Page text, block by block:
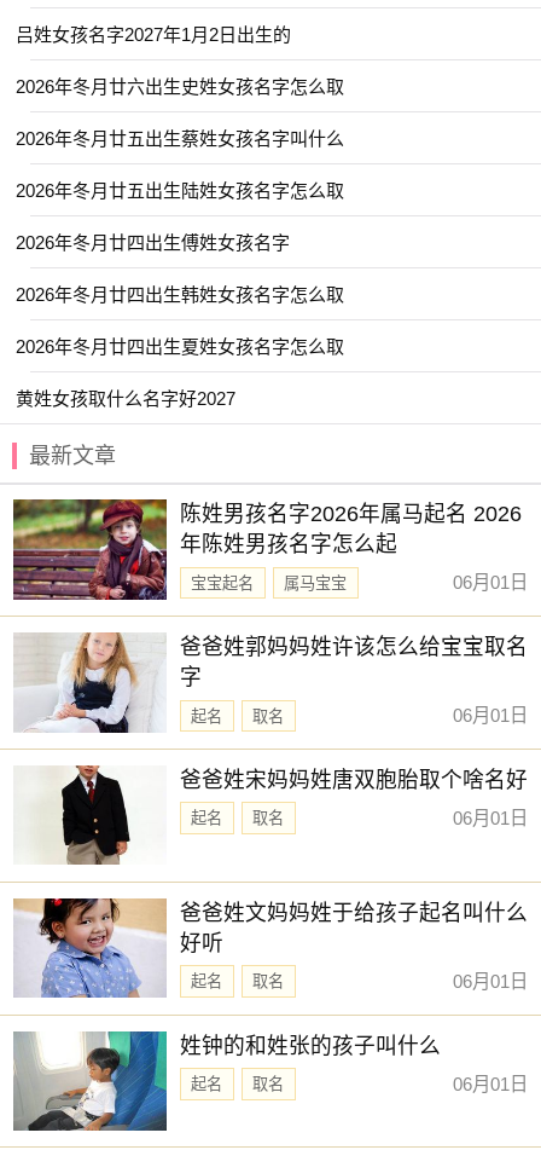
【书智】 【乔毅】 【书弘】 【临夏】
【乐钧】 【书颜】 【优艺】 【乐绮】
【初元】 【云晏】 【亦君】 【依雯】
【与夏】 【佳昊】 【亦洋】 【俞昭】
【佳辰】 【卓远】 【云枫】 【亦闲】
【亦仁】 【之夏】 【书言】 【乐淳】
【仕淇】 【云雅】 【予清】 【东璟】
【予初】 【冉婕】 【亦洋】 【其书】
【与夏】 【亦勋】 【仰浩】 【乔苒】
【卿林】 【书语】 【云溪】 【亦航】
【书言】 【卿莞】 【书承】 【冰颜】
【佳昕】 【以晗】 【临悠】 【云碧】
赐子好名，能伴子一生。想给宝宝取一个好名字吗？选
择下方的【宝宝起名】，为孩子起一个吉利的好名字吧。
吕姓女孩名字2027年1月2日出生的
2026年冬月廿六出生史姓女孩名字怎么取
2026年冬月廿五出生蔡姓女孩名字叫什么
2026年冬月廿五出生陆姓女孩名字怎么取
2026年冬月廿四出生傅姓女孩名字
2026年冬月廿四出生韩姓女孩名字怎么取
2026年冬月廿四出生夏姓女孩名字怎么取
黄姓女孩取什么名字好2027
最新文章
陈姓男孩名字2026年属马起名 2026
年陈姓男孩名字怎么起
宝宝起名
属马宝宝
新生儿取名
06月01日
爸爸姓郭妈妈姓许该怎么给宝宝取名
字
起名 取名 06月01日
爸爸姓宋妈妈姓唐双胞胎取个啥名好
起名 取名 06月01日
爸爸姓文妈妈姓于给孩子起名叫什么
好听
起名 取名 06月01日
姓钟的和姓张的孩子叫什么
起名 取名 06月01日